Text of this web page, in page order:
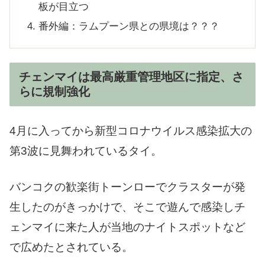
板が目立つ
番外編：ラムプーン県との県境は？？？
チェンマイは最高厳重管理地区に指定、さ
らに規制強化
4月に入ってから新型コロナウイルス感染拡大の
第3波に見舞われているタイ。
バンコクの歓楽街トーンローでクラスターが発
生したのがきっかけで、そこで遊んで感染しチ
ェンマイに来た人が当地のナイトスポットなど
で広めたとされている。